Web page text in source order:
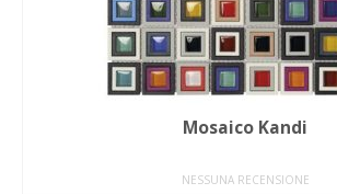
Mosaico Kandi
NESSUNA RECENSIONE